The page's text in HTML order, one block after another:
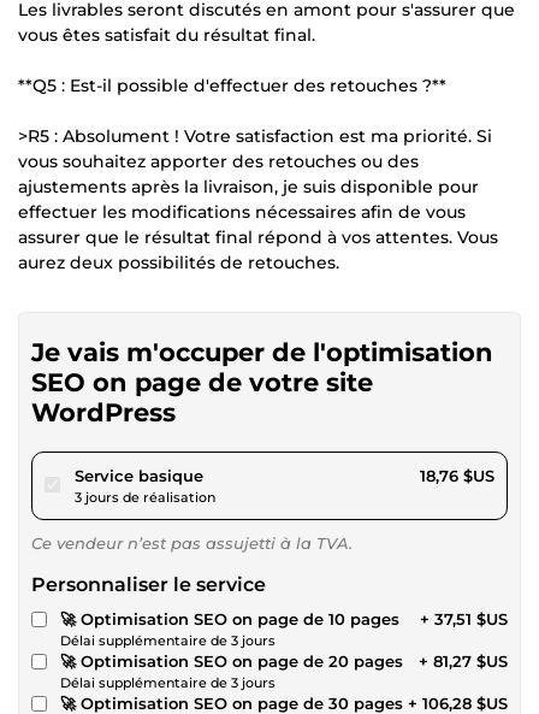
Les livrables seront discutés en amont pour s'assurer que
vous êtes satisfait du résultat final.
**Q5 : Est-il possible d'effectuer des retouches ?**
>R5 : Absolument ! Votre satisfaction est ma priorité. Si
vous souhaitez apporter des retouches ou des
ajustements après la livraison, je suis disponible pour
effectuer les modifications nécessaires afin de vous
assurer que le résultat final répond à vos attentes. Vous
aurez deux possibilités de retouches.
Je vais m'occuper de l'optimisation
SEO on page de votre site
WordPress
Service basiquepour 17,29 $US
3 jours de réalisation
18,76 $US
Ce vendeur n’est pas assujetti à la TVA.
Personnaliser le service
🚀 Optimisation SEO on page de 10 pages
Délai supplémentaire de 3 jours
+ 37,51 $US
🚀 Optimisation SEO on page de 20 pages
Délai supplémentaire de 3 jours
+ 81,27 $US
🚀 Optimisation SEO on page de 30 pages + 106,28 $US